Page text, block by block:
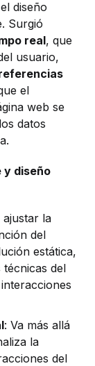
diseño
Surgió
real, que
usuario,
el
web se
datos
y diseño
ajustar la
del
estática,
del
: Va más allá
la
del